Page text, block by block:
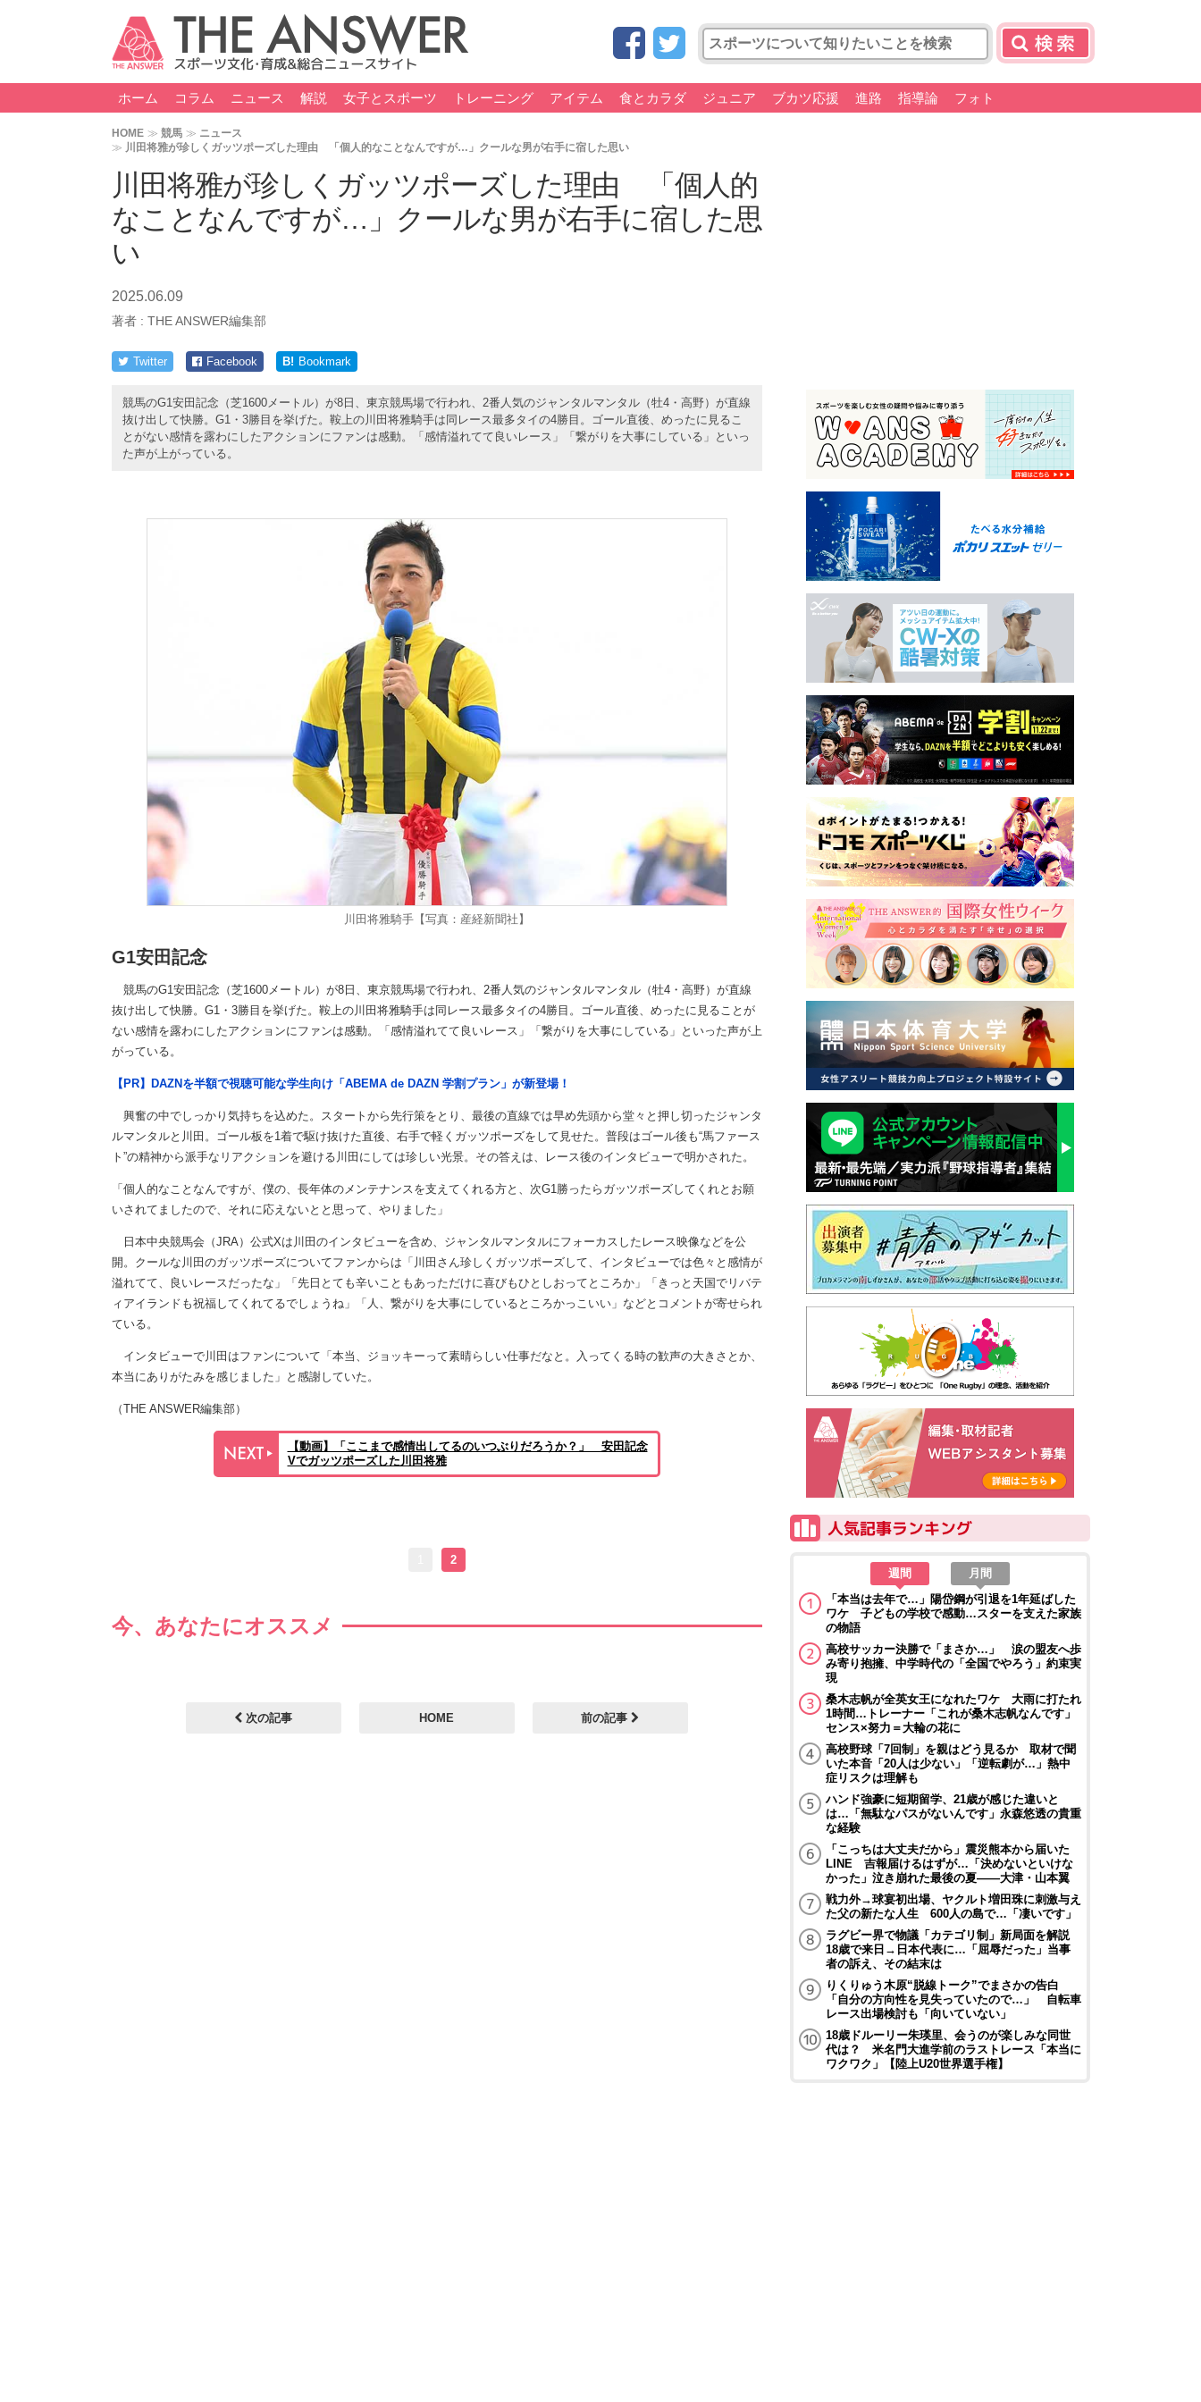
ホーム コラム ニュース 解説 女子とスポーツ トレーニング アイテム 食とカラダ ジュニア ブカツ応援 進路 指導論 フォト
HOME 競馬
ニュース
川田将雅が珍しくガッツポーズした理由 「個人的なことなんですが…」クールな男が右手に宿した思い
川田将雅が珍しくガッツポーズした理由 「個人的
なことなんですが…」クールな男が右手に宿した思
い
2025.06.09
著者 : THE ANSWER編集部
Twitter Facebook B! Bookmark
競馬のG1安田記念（芝1600メートル）が8日、東京競馬場で行われ、2番人気のジャンタルマンタル（牡4・高野）が直線
抜け出して快勝。G1・3勝目を挙げた。鞍上の川田将雅騎手は同レース最多タイの4勝目。ゴール直後、めったに見るこ
とがない感情を露わにしたアクションにファンは感動。「感情溢れてて良いレース」「繋がりを大事にしている」といっ
た声が上がっている。
川田将雅騎手【写真：産経新聞社】
G1安田記念
競馬のG1安田記念（芝1600メートル）が8日、東京競馬場で行われ、2番人気のジャンタルマンタル（牡4・高野）が直線
抜け出して快勝。G1・3勝目を挙げた。鞍上の川田将雅騎手は同レース最多タイの4勝目。ゴール直後、めったに見ることが
ない感情を露わにしたアクションにファンは感動。「感情溢れてて良いレース」「繋がりを大事にしている」といった声が上
がっている。
【PR】DAZNを半額で視聴可能な学生向け「ABEMA de DAZN 学割プラン」が新登場！
興奮の中でしっかり気持ちを込めた。スタートから先行策をとり、最後の直線では早め先頭から堂々と押し切ったジャンタ
ルマンタルと川田。ゴール板を1着で駆け抜けた直後、右手で軽くガッツポーズをして見せた。普段はゴール後も“馬ファース
ト”の精神から派手なリアクションを避ける川田にしては珍しい光景。その答えは、レース後のインタビューで明かされた。
「個人的なことなんですが、僕の、長年体のメンテナンスを支えてくれる方と、次G1勝ったらガッツポーズしてくれとお願
いされてましたので、それに応えないとと思って、やりました」
日本中央競馬会（JRA）公式Xは川田のインタビューを含め、ジャンタルマンタルにフォーカスしたレース映像などを公
開。クールな川田のガッツポーズについてファンからは「川田さん珍しくガッツポーズして、インタビューでは色々と感情が
溢れてて、良いレースだったな」「先日とても辛いこともあっただけに喜びもひとしおってところか」「きっと天国でリバテ
ィアイランドも祝福してくれてるでしょうね」「人、繋がりを大事にしているところかっこいい」などとコメントが寄せられ
ている。
インタビューで川田はファンについて「本当、ジョッキーって素晴らしい仕事だなと。入ってくる時の歓声の大きさとか、
本当にありがたみを感じました」と感謝していた。
（THE ANSWER編集部）
【動画】「ここまで感情出してるのいつぶりだろうか？」 安田記念
Vでガッツポーズした川田将雅
2
今、あなたにオススメ
次の記事 HOME 前の記事
週間
月間
「本当は去年で…」陽岱鋼が引退を1年延ばした
ワケ 子どもの学校で感動…スターを支えた家族
の物語
高校サッカー決勝で「まさか…」 涙の盟友へ歩
み寄り抱擁、中学時代の「全国でやろう」約束実
現
桑木志帆が全英女王になれたワケ 大雨に打たれ
1時間…トレーナー「これが桑木志帆なんです」
センス×努力＝大輪の花に
高校野球「7回制」を親はどう見るか 取材で聞
いた本音「20人は少ない」「逆転劇が…」熱中
症リスクは理解も
ハンド強豪に短期留学、21歳が感じた違いと
は…「無駄なパスがないんです」永森悠透の貴重
な経験
「こっちは大丈夫だから」震災熊本から届いた
LINE 吉報届けるはずが…「決めないといけな
かった」泣き崩れた最後の夏――大津・山本翼
戦力外→球宴初出場、ヤクルト増田珠に刺激与え
た父の新たな人生 600人の島で…「凄いです」
ラグビー界で物議「カテゴリ制」新局面を解説
18歳で来日→日本代表に…「屈辱だった」当事
者の訴え、その結末は
りくりゅう木原“脱線トーク”でまさかの告白
「自分の方向性を見失っていたので…」 自転車
レース出場検討も「向いていない」
18歳ドルーリー朱瑛里、会うのが楽しみな同世
代は？ 米名門大進学前のラストレース「本当に
ワクワク」【陸上U20世界選手権】